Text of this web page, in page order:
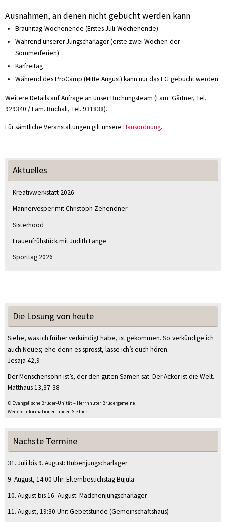
Ausnahmen, an denen nicht gebucht werden kann
Braunitag-Wochenende (Erstes Juli-Wochenende)
Während unserer Jungscharlager (erste zwei Wochen der
Sommerferien)
Karfreitag
Während des ProCamp (Mitte August) kann nur das EG gebucht werden.
Weitere Details auf Anfrage an unser Buchungsteam (Fam. Gärtner, Tel.
929340 / Fam. Buchali, Tel. 931838).
Für sämtliche Veranstaltungen gilt unsere Hausordnung.
Aktuelles
Kreativwerkstatt 2026
Männervesper mit Christoph Zehendner
Sisterhood
Frauenfrühstück mit Judith Lange
Sporttag 2026
Die Losung von heute
Siehe, was ich früher verkündigt habe, ist gekommen. So verkündige ich
auch Neues; ehe denn es sprosst, lasse ich’s euch hören.
Jesaja 42,9
Der Menschensohn ist’s, der den guten Samen sät. Der Acker ist die Welt.
Matthäus 13,37-38
© Evangelische Brüder-Unität – Herrnhuter Brüdergemeine
Weitere Informationen finden Sie hier
Nächste Termine
31. Juli bis9. August: Bubenjungscharlager
9. August, 14:00 Uhr: Elternbesuchstag Bujula
10. Augustbis16. August: Mädchenjungscharlager
11. August, 19:30 Uhr: Gebetstunde (Gemeinschaftshaus)